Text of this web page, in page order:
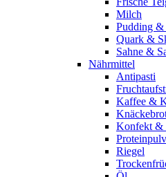
Milch
Pudding &
Quark &
Sahne &
Nährmittel
Antipasti
Kaffee &
Konfekt &
Riegel